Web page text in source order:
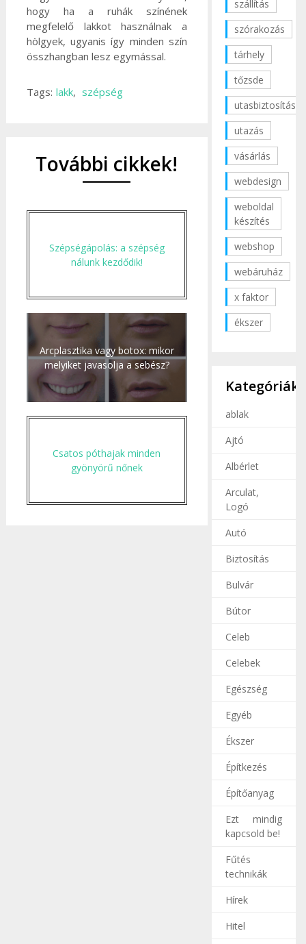
hogy ha a ruhák színének
megfelelő lakkot használnak a
hölgyek, ugyanis így minden szín
összhangban lesz egymással.
Tags: lakk, szépség
További cikkek!
Szépségápolás: a szépség
nálunk kezdődik!
Arcplasztika vagy botox: mikor
melyiket javasolja a sebész?
Csatos póthajak minden
gyönyörű nőnek
szállítás
szórakozás
tárhely
tőzsde
utasbiztosítás
utazás
vásárlás
webdesign
weboldal
készítés
webshop
webáruház
x faktor
ékszer
Kategóriák
ablak
Ajtó
Albérlet
Arculat,
Logó
Autó
Biztosítás
Bulvár
Bútor
Celeb
Celebek
Egészség
Egyéb
Ékszer
Építkezés
Építőanyag
Ezt mindig
kapcsold be!
Fűtés
technikák
Hírek
Hitel